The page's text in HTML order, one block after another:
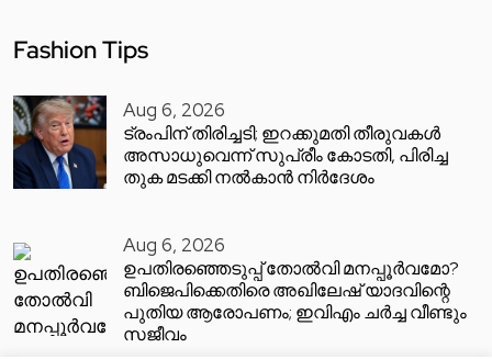
Fashion Tips
Aug 6, 2026
ട്രംപിന് തിരിച്ചടി; ഇറക്കുമതി തീരുവകൾ
അസാധുവെന്ന് സുപ്രീം കോടതി, പിരിച്ച
തുക മടക്കി നൽകാൻ നിർദേശം
Aug 6, 2026
ഉപതിരഞ്ഞെടുപ്പ് തോൽവി മനപ്പൂർവമോ?
ബിജെപിക്കെതിരെ അഖിലേഷ് യാദവിന്റെ
പുതിയ ആരോപണം; ഇവിഎം ചർച്ച വീണ്ടും
സജീവം